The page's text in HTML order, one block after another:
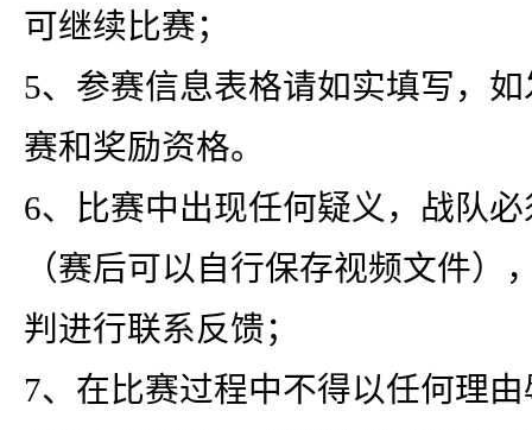
可继续比赛；
5、参赛信息表格请如实填写，
赛和奖励资格。
6、比赛中出现任何疑义，战队
（赛后可以自行保存视频文件
判进行联系反馈；
7、在比赛过程中不得以任何理